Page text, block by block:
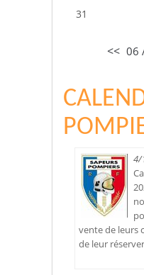
31
<< 06
4/
vente de leurs
de leur